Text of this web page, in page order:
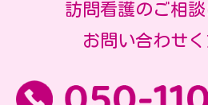
訪問看護のご相
お問い合わせく